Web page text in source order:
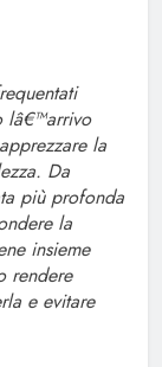
lâ€™arrivo
la
Da
più profonda
la
insieme
rendere
e evitare